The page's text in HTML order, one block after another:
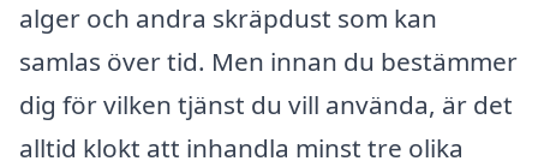
alger och andra skräpdust som kan
samlas över tid. Men innan du bestämmer
dig för vilken tjänst du vill använda, är det
alltid klokt att inhandla minst tre olika